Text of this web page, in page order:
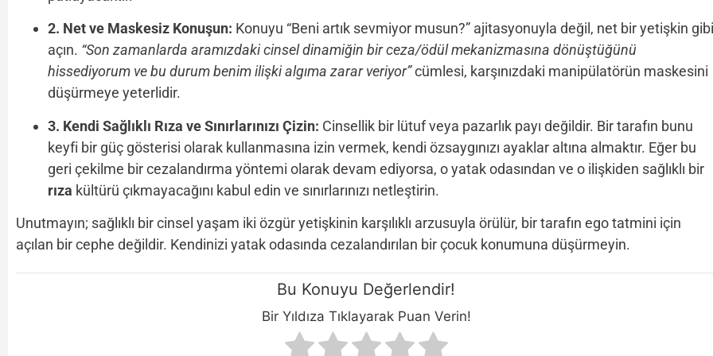
2. Net ve Maskesiz Konuşun: Konuyu “Beni artık sevmiyor musun?” ajitasyonuyla değil, net bir yetişkin gibi
açın. “Son zamanlarda aramızdaki cinsel dinamiğin bir ceza/ödül mekanizmasına dönüştüğünü
hissediyorum ve bu durum benim ilişki algıma zarar veriyor”cümlesi, karşınızdaki manipülatörün maskesini
düşürmeye yeterlidir.
3. Kendi Sağlıklı Rıza ve Sınırlarınızı Çizin: Cinsellik bir lütuf veya pazarlık payı değildir. Bir tarafın bunu
keyfi bir güç gösterisi olarak kullanmasına izin vermek, kendi özsaygınızı ayaklar altına almaktır. Eğer bu
geri çekilme bir cezalandırma yöntemi olarak devam ediyorsa, o yatak odasından ve o ilişkiden sağlıklı bir
rıza kültürü çıkmayacağını kabul edin ve sınırlarınızı netleştirin.
Unutmayın; sağlıklı bir cinsel yaşam iki özgür yetişkinin karşılıklı arzusuyla örülür, bir tarafın ego tatmini için
açılan bir cephe değildir. Kendinizi yatak odasında cezalandırılan bir çocuk konumuna düşürmeyin.
Bu Konuyu Değerlendir!
Bir Yıldıza Tıklayarak Puan Verin!